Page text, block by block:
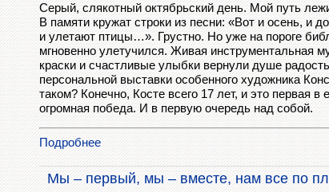
Серый, слякотный октябрьский день. Мой путь
В памяти кружат строки из песни: «Вот и осень, и
и улетают птицы…». Грустно. Но уже на пороге
мгновенно улетучился. Живая инструментальная
краски и счастливые улыбки вернули душе
персональной выставки особенного художника
таком? Конечно, Косте всего 17 лет, и это первая в
огромная победа. И в первую очередь над собой.
Подробнее
Мы – первый, мы – вместе, нам все по